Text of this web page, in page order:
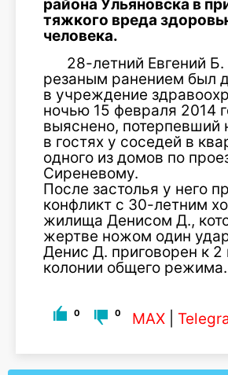
района Ульяновска в
тяжкого вреда
человека.
28-летний Евгений Б.
резаным ранением был
в учреждение
ночью 15 февраля 2014
выяснено, потерпевший
в гостях у соседей в
одного из домов по
Сиреневому.
После застолья у него
конфликт с 30-летним
жилища Денисом Д.,
жертве ножом один
Денис Д. приговорен к 2
колонии общего режима.
0 0 MAX